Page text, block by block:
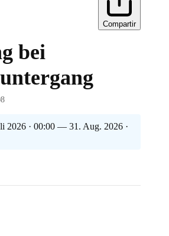
Compartir
bei
2026 · 00:00 — 31. Aug. 2026 ·